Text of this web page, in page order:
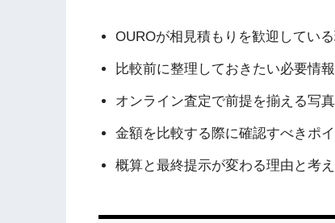
OUROが相見積もりを歓迎してい
比較前に整理しておきたい必要情
オンライン査定で前提を揃える写
金額を比較する際に確認すべきポ
概算と最終提示が変わる理由と考